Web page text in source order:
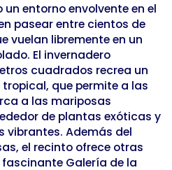
entorno envolvente en el
pasear entre cientos de
vuelan libremente en un
El invernadero
cuadrados recrea un
que permite a las
a las mariposas
de plantas exóticas y
vibrantes. Además del
el recinto ofrece otras
Galería de la